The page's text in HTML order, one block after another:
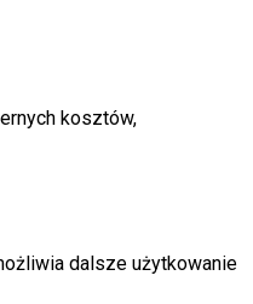
kosztów,
dalsze użytkowanie